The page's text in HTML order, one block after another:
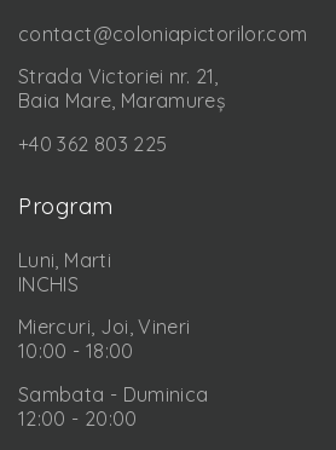
contact@coloniapictorilor.com
Strada Victoriei nr. 21,
Baia Mare, Maramureș
+40 362 803 225
Program
Luni, Marti
INCHIS
Miercuri, Joi, Vineri
10:00 - 18:00
Sambata - Duminica
12:00 - 20:00